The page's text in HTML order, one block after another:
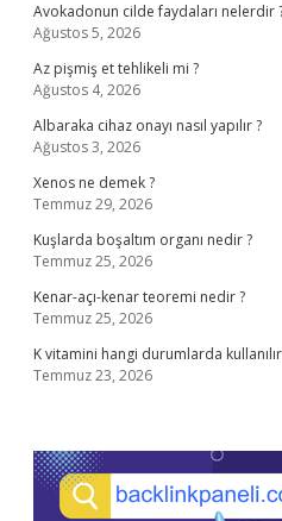
Avokadonun cilde faydaları nelerdir
Ağustos 5, 2026
Az pişmiş et tehlikeli mi ?
Ağustos 4, 2026
Albaraka cihaz onayı nasıl yapılır ?
Ağustos 3, 2026
Xenos ne demek ?
Temmuz 29, 2026
Kuşlarda boşaltım organı nedir ?
Temmuz 25, 2026
Kenar-açı-kenar teoremi nedir ?
Temmuz 25, 2026
K vitamini hangi durumlarda
Temmuz 23, 2026